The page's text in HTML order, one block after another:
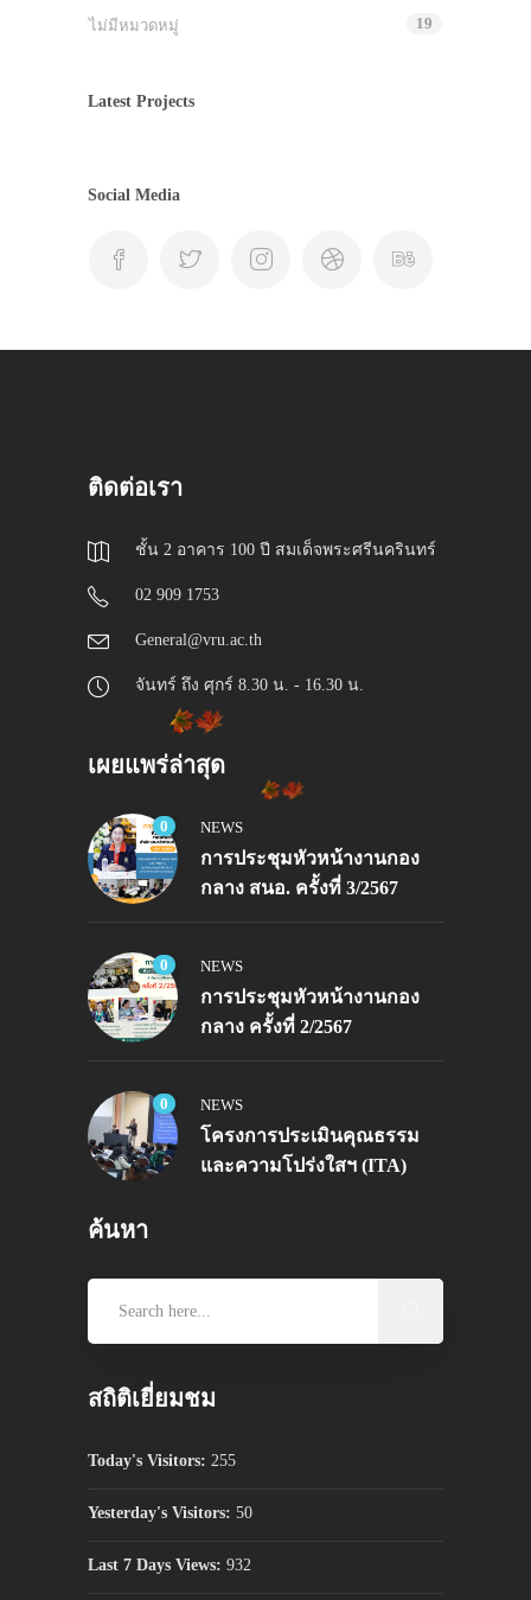
ไม่มีหมวดหมู่ 19
Latest Projects
Social Media
ติดต่อเรา
ชั้น 2 อาคาร 100 ปี สมเด็จพระศรีนครินทร์
02 909 1753
General@vru.ac.th
จันทร์ ถึง ศุกร์ 8.30 น. - 16.30 น.
เผยแพร่ล่าสุด
0 NEWS
การประชุมหัวหน้างานกอง
กลาง สนอ. ครั้งที่ 3/2567
0 NEWS
การประชุมหัวหน้างานกอง
กลาง ครั้งที่ 2/2567
0 NEWS
โครงการประเมินคุณธรรม
และความโปร่งใสฯ (ITA)
ค้นหา
สถิติเยี่ยมชม
Today's Visitors: 255
Yesterday's Visitors: 50
Last 7 Days Views: 932